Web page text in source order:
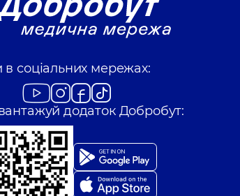
соціальних мережах:
додаток Добробут: